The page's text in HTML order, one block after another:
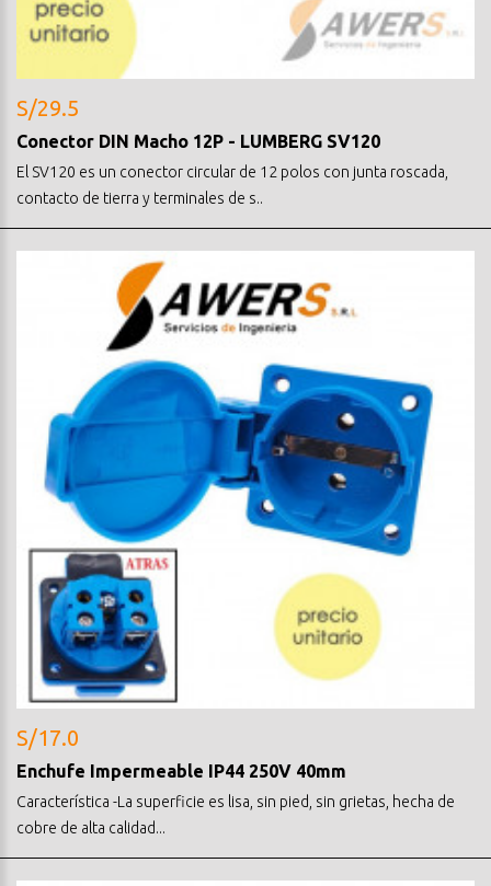
S/29.5
Conector DIN Macho 12P - LUMBERG SV120
El SV120 es un conector circular de 12 polos con junta roscada,
contacto de tierra y terminales de s..
S/17.0
Enchufe Impermeable IP44 250V 40mm
Característica -La superficie es lisa, sin pied, sin grietas, hecha de
cobre de alta calidad...